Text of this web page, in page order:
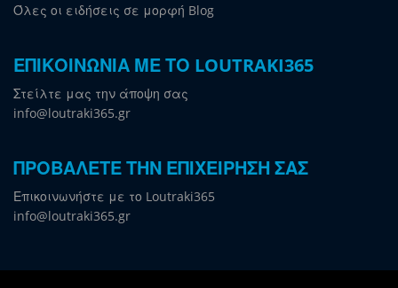
Όλες οι ειδήσεις σε μορφή Blog
ΕΠΙΚΟΙΝΩΝΙΑ ΜΕ ΤΟ LOUTRAKI365
Στείλτε μας την άποψη σας
info@loutraki365.gr
ΠΡΟΒΑΛΕΤΕ ΤΗΝ ΕΠΙΧΕΙΡΗΣΗ ΣΑΣ
Επικοινωνήστε με το Loutraki365
info@loutraki365.gr